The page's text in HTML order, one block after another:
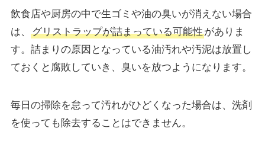
飲食店や厨房の中で生ゴミや油の臭いが消えない場合
は、
グリストラップが詰まっている可能性がありま
す。詰まりの原因となっている油汚れや汚泥は放置し
ておくと腐敗していき、臭いを放つようになります。
毎日の掃除を怠って汚れがひどくなった場合は、洗剤
を使っても除去することはできません。